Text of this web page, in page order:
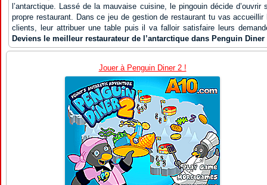
l’antarctique. Lassé de la mauvaise cuisine, le pingouin décide d’ouvrir
propre restaurant. Dans ce jeu de gestion de restaurant tu vas accueillir
clients, leur attribuer une table puis il va falloir satisfaire leurs
Deviens le meilleur restaurateur de l’antarctique dans Penguin Diner
Jouer à Penguin Diner 2 !